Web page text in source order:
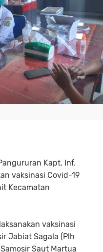
Kapt. Inf.
vaksinasi Covid-19
Kecamatan
vaksinasi
Jabiat Sagala (Plh
Saut Martua